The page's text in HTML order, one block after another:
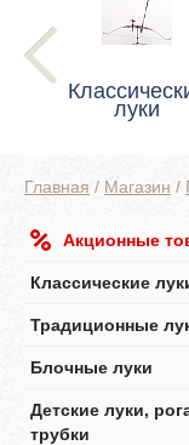
луки
Главная / Магазин /
Акционные
Классические
Традиционные
Блочные луки
Детские луки,
трубки